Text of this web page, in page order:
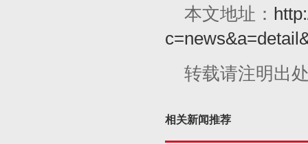
本文地址：
转载请注明出
相关新闻推荐